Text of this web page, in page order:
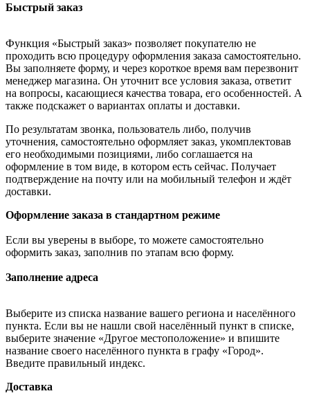
Быстрый заказ
Функция «Быстрый заказ» позволяет покупателю не
проходить всю процедуру оформления заказа самостоятельно.
Вы заполняете форму, и через короткое время вам перезвонит
менеджер магазина. Он уточнит все условия заказа, ответит
на вопросы, касающиеся качества товара, его особенностей. А
также подскажет о вариантах оплаты и доставки.
По результатам звонка, пользователь либо, получив
уточнения, самостоятельно оформляет заказ, укомплектовав
его необходимыми позициями, либо соглашается на
оформление в том виде, в котором есть сейчас. Получает
подтверждение на почту или на мобильный телефон и ждёт
доставки.
Оформление заказа в стандартном режиме
Если вы уверены в выборе, то можете самостоятельно
оформить заказ, заполнив по этапам всю форму.
Заполнение адреса
Выберите из списка название вашего региона и населённого
пункта. Если вы не нашли свой населённый пункт в списке,
выберите значение «Другое местоположение» и впишите
название своего населённого пункта в графу «Город».
Введите правильный индекс.
Доставка